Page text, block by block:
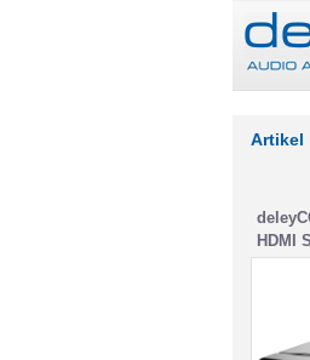
Artikel
HDMI
DTS